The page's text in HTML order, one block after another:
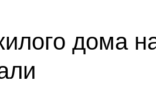
дома